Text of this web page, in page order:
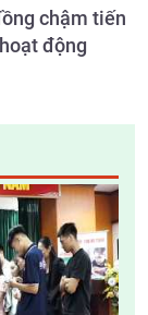
chậm tiến
động